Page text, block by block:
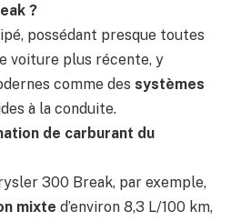
?
possédant presque toutes
voiture plus récente, y
comme des systèmes
à la conduite.
de carburant du
300 Break, par exemple,
mixte d’environ 8,3 L/100 km,